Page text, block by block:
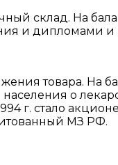
склад. На
и дипломами
товара. На
о
г. стало
МЗ РФ.